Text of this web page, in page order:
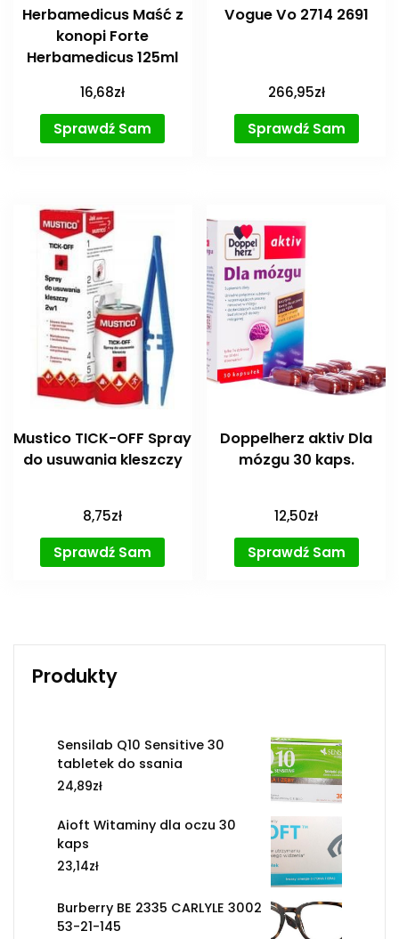
Herbamedicus Maść z
konopi Forte
Herbamedicus 125ml
16,68zł
Sprawdź Sam
Vogue Vo 2714 2691
266,95zł
Sprawdź Sam
Mustico TICK-OFF Spray
do usuwania kleszczy
8,75zł
Sprawdź Sam
Doppelherz aktiv Dla
mózgu 30 kaps.
12,50zł
Sprawdź Sam
Produkty
Sensilab Q10 Sensitive 30
tabletek do ssania
24,89zł
Aioft Witaminy dla oczu 30
kaps
23,14zł
Burberry BE 2335 CARLYLE 3002
53-21-145